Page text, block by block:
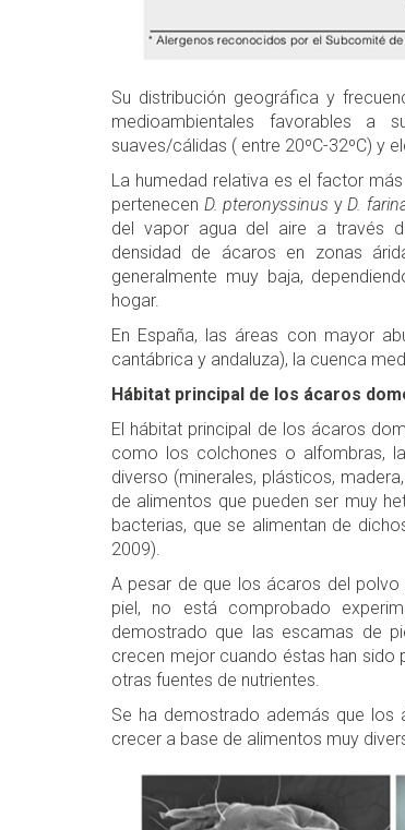
Su distribución geográfica y
medioambientales favorables a
suaves/cálidas ( entre 20ºC-32ºC) y
La humedad relativa es el factor
pertenecen D. pteronyssinus yD.
del vapor agua del aire a través
densidad de ácaros en zonas
generalmente muy baja,
hogar.
En España, las áreas con mayor
cantábrica y andaluza), la cuenca
Hábitat principal de los ácaros
El hábitat principal de los ácaros
como los colchones o alfombras,
diverso (minerales, plásticos,
de alimentos que pueden ser muy
bacterias, que se alimentan de
2009).
A pesar de que los ácaros del
piel, no está comprobado
demostrado que las escamas de
crecen mejor cuando éstas han
otras fuentes de nutrientes.
Se ha demostrado además que
crecer a base de alimentos muy